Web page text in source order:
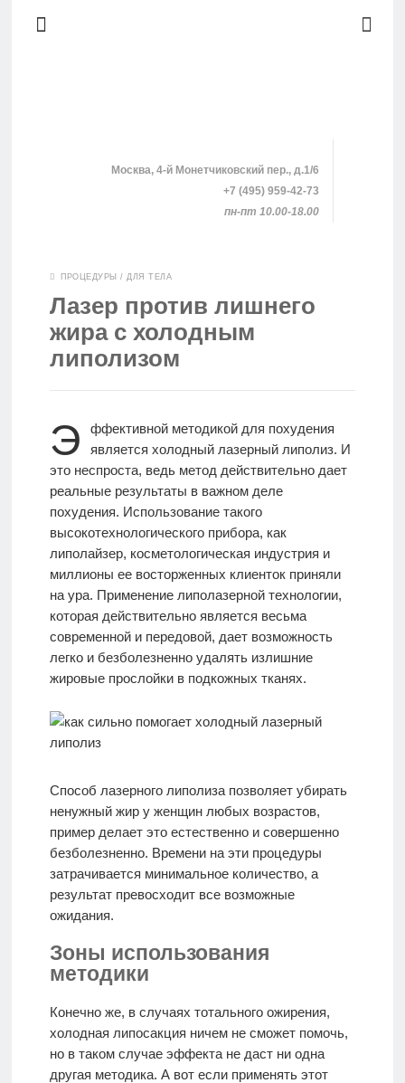
Москва, 4-й Монетчиковский пер., д.1/6
+7 (495) 959-42-73
пн-пт 10.00-18.00
МАССАЖ
ИДЕАЛЫ
КРАСОТЫ
История
КОНТАКТЫ
Врачи-
авторы
ПРОЦЕДУРЫ /ДЛЯ ТЕЛА
Лазер против лишнего
жира с холодным
липолизом
Э
ффективной методикой для похудения
является холодный лазерный липолиз. И
это неспроста, ведь метод действительно дает
реальные результаты в важном деле
похудения. Использование такого
высокотехнологического прибора, как
липолайзер, косметологическая индустрия и
миллионы ее восторженных клиенток приняли
на ура. Применение липолазерной технологии,
которая действительно является весьма
современной и передовой, дает возможность
легко и безболезненно удалять излишние
жировые прослойки в подкожных тканях.
Способ лазерного липолиза позволяет убирать
ненужный жир у женщин любых возрастов,
пример делает это естественно и совершенно
безболезненно. Времени на эти процедуры
затрачивается минимальное количество, а
результат превосходит все возможные
ожидания.
Зоны использования
методики
Конечно же, в случаях тотального ожирения,
холодная липосакция ничем не сможет помочь,
но в таком случае эффекта не даст ни одна
другая методика. А вот если применять этот